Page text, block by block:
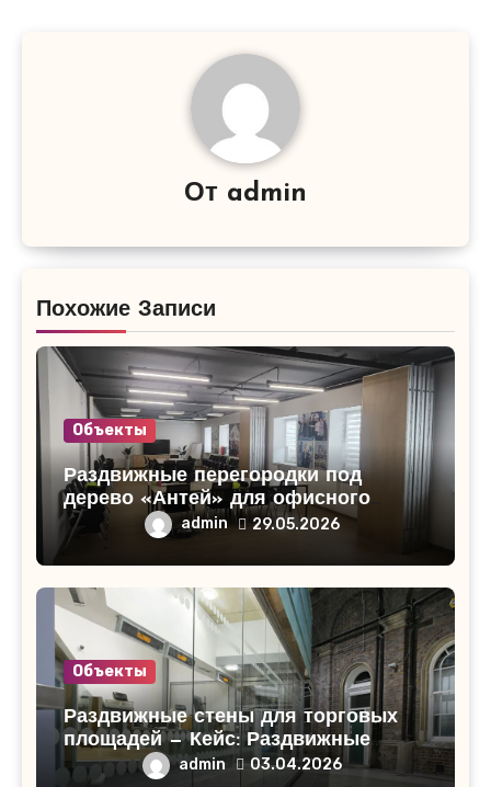
От admin
Похожие Записи
Объекты
Раздвижные перегородки под
дерево «Антей» для офисного
помещения в Кирово-Чепецке
admin 29.05.2026
Объекты
Раздвижные стены для торговых
площадей — Кейс: Раздвижные
стены для торгового центра
admin 03.04.2026